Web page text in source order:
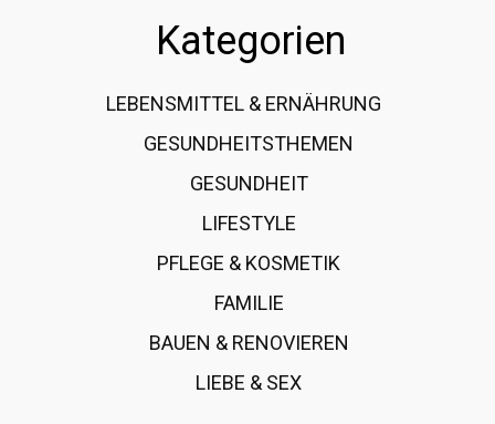
Kategorien
LEBENSMITTEL & ERNÄHRUNG
GESUNDHEITSTHEMEN
GESUNDHEIT
LIFESTYLE
PFLEGE & KOSMETIK
FAMILIE
BAUEN & RENOVIEREN
LIEBE & SEX